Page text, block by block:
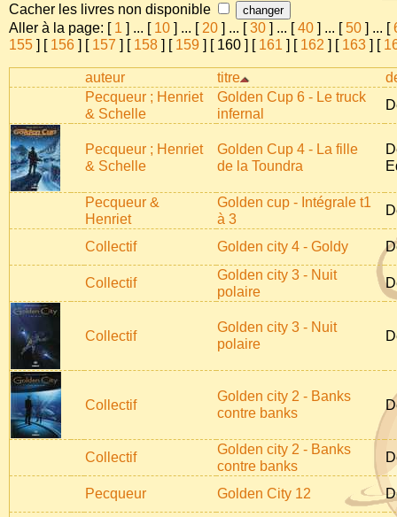
Cacher les livres non disponible
Aller à la page: [ 1 ] ... [ 10 ] ... [ 20 ] ... [30 ] ... [40 ] ... [ 50 ] ... [
155 ] [ 156 ] [ 157 ] [ 158 ] [ 159 ] [ 160 ] [ 161 ] [ 162 ] [ 163 ] [
auteur titre
Pecqueur ; Henriet
& Schelle
Golden Cup 6 - Le truck
infernal
Pecqueur ; Henriet
& Schelle
Golden Cup 4 - La fille
de la Toundra
Pecqueur &
Henriet
Golden cup - Intégrale t1
à 3
Collectif Golden city 4 - Goldy
Collectif
Golden city 3 - Nuit
polaire
Collectif
Golden city 3 - Nuit
polaire
Collectif
Golden city 2 - Banks
contre banks
Collectif
Golden city 2 - Banks
contre banks
Pecqueur Golden City 12